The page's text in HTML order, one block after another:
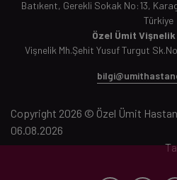
Batıkent, Gerekli Sokak No:13,
Türkiye
Özel Ümit
Vişnelik Mh.Şehit Yusuf Turgut
Copyright 2026 © Özel Ümit
06.08.2026